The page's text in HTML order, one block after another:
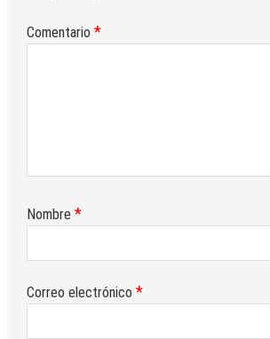
Comentario *
Nombre *
Correo electrónico *